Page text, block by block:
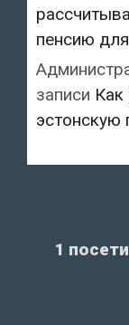
пенсию
записи Как
эстонскую
1